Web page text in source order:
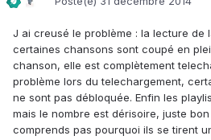
J ai creusé le problème : la lecture de
certaines chansons sont coupé en
chanson, elle est complètement
problème lors du telechargement,
ne sont pas débloquée. Enfin les
mais le nombre est dérisoire, juste
comprends pas pourquoi ils se tirent